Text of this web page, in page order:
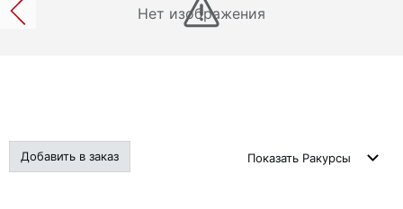
Нет изображения
Добавить в заказ Показать Ракурсы